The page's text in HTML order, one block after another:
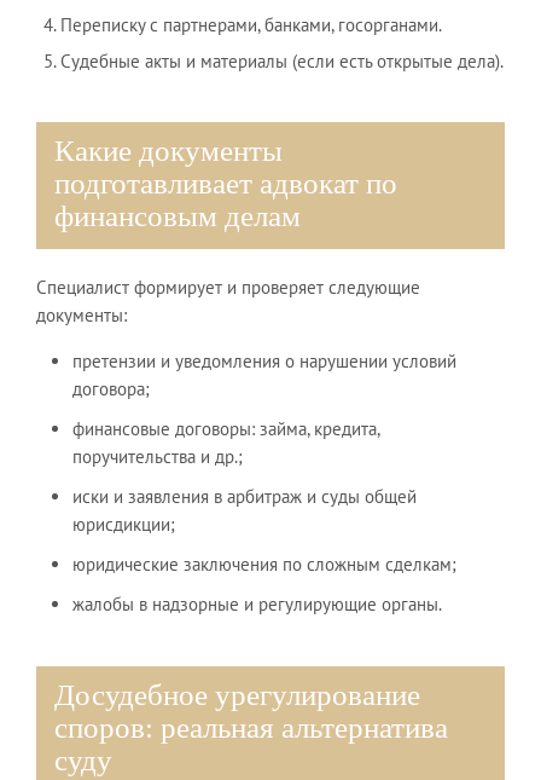
Переписку с партнерами, банками, госорганами.
Судебные акты и материалы (если есть открытые дела).
Какие документы
подготавливает адвокат по
финансовым делам
Специалист формирует и проверяет следующие
документы:
претензии и уведомления о нарушении условий
договора;
финансовые договоры: займа, кредита,
поручительства и др.;
иски и заявления в арбитраж и суды общей
юрисдикции;
юридические заключения по сложным сделкам;
жалобы в надзорные и регулирующие органы.
Досудебное урегулирование
споров: реальная альтернатива
суду